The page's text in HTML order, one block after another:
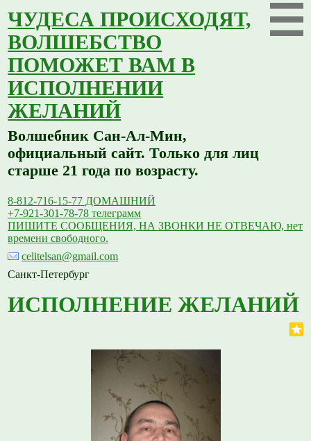
ЧУДЕСА ПРОИСХОДЯТ,
ВОЛШЕБСТВО
ПОМОЖЕТ ВАМ В
ИСПОЛНЕНИИ
ЖЕЛАНИЙ
Волшебник Сан-Ал-Мин,
официальный сайт. Только для лиц
старше 21 года по возрасту.
8-812-716-15-77 ДОМАШНИЙ
+7-921-301-78-78 телеграмм
ПИШИТЕ СООБЩЕНИЯ, НА ЗВОНКИ НЕ ОТВЕЧАЮ, нет
времени свободного.
celitelsan@gmail.com
Санкт-Петербург
ИСПОЛНЕНИЕ ЖЕЛАНИЙ